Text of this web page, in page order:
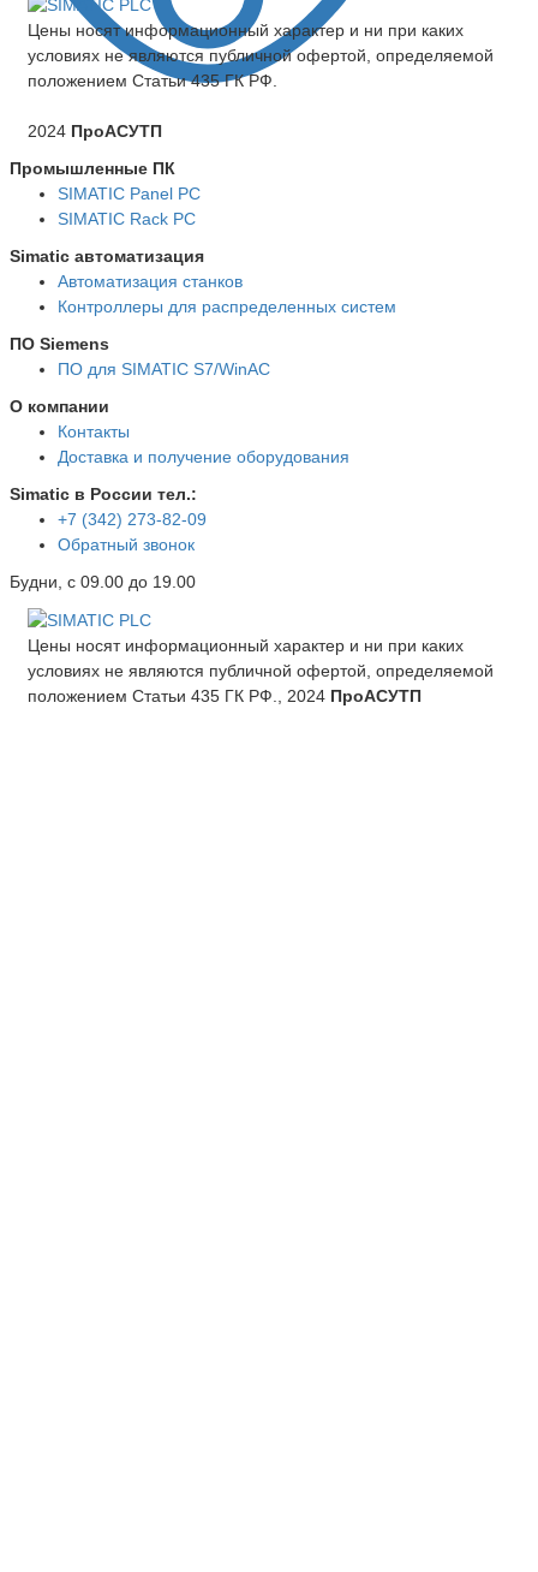
Цены носят информационный характер и ни при каких
условиях не являются публичной офертой, определяемой
положением Статьи 435 ГК РФ.
2024 ПроАСУТП
Промышленные ПК
SIMATIC Panel PС
SIMATIC Rack PC
Simatic автоматизация
Автоматизация станков
Контроллеры для распределенных систем
ПО Siemens
ПО для SIMATIC S7/WinAC
О компании
Контакты
Доставка и получение оборудования
Simatic в России тел.:
+7 (342) 273-82-09
Обратный звонок
Будни, с 09.00 до 19.00
Цены носят информационный характер и ни при каких
условиях не являются публичной офертой, определяемой
положением Статьи 435 ГК РФ., 2024 ПроАСУТП